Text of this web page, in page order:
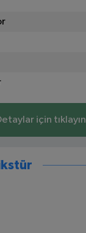
için tıklayın